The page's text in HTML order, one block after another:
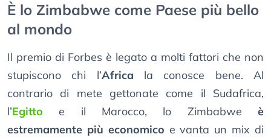
È lo Zimbabwe come Paese più bello
al mondo
Il premio di Forbes è legato a molti fattori che non
stupiscono chi l’Africa la conosce bene. Al
contrario di mete gettonate come il Sudafrica,
l’Egitto e il Marocco, lo Zimbabwe è
estremamente più economico e vanta un mix di